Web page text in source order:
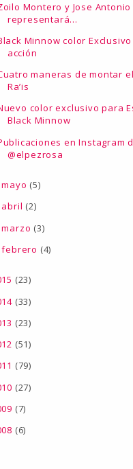
Montero y Jose
representará...
Minnow color
acción
maneras de montar
Ra’is
color exclusivo para
Black Minnow
en Instagram
@elpezrosa
mayo (5)
abril (2)
marzo (3)
febrero (4)
(23)
(33)
(23)
(51)
(79)
(27)
(7)
(6)